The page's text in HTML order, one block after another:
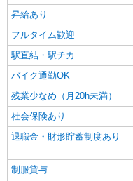
昇給あり
フルタイム歓迎
駅直結・駅チカ
バイク通勤OK
残業少なめ（月20h未満）
社会保険あり
退職金・財形貯蓄制度あり
制服貸与